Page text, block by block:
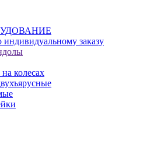
индивидуальному заказу
колесах